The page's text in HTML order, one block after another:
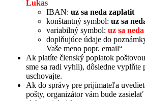
Lukas
IBAN: uz sa neda zaplatit
konštantný symbol: uz sa
variabilný symbol: uz sa
doplňujúce údaje do
Vaše meno popr. email“
Ak platíte členský poplatok
sme sa radi vyhli), dôsledne vyplňte
uschovajte.
Ak do správy pre prijímateľa
pošty, organizátor vám bude